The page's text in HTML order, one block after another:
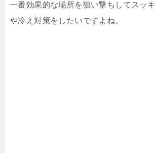
一番効果的な場所を狙い撃ちしてスッ
や冷え対策をしたいですよね。